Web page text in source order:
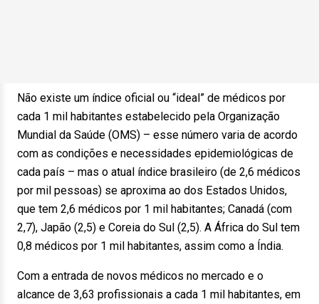
Não existe um índice oficial ou “ideal” de médicos por
cada 1 mil habitantes estabelecido pela Organização
Mundial da Saúde (OMS) – esse número varia de acordo
com as condições e necessidades epidemiológicas de
cada país – mas o atual índice brasileiro (de 2,6 médicos
por mil pessoas) se aproxima ao dos Estados Unidos,
que tem 2,6 médicos por 1 mil habitantes; Canadá (com
2,7), Japão (2,5) e Coreia do Sul (2,5). A África do Sul tem
0,8 médicos por 1 mil habitantes, assim como a Índia.
Com a entrada de novos médicos no mercado e o
alcance de 3,63 profissionais a cada 1 mil habitantes, em